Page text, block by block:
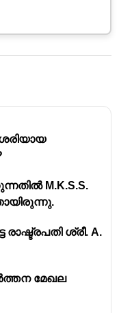
M.K.S.S.
രാഷ്ട്രപതി ശ്രീ. A.
മേഖല